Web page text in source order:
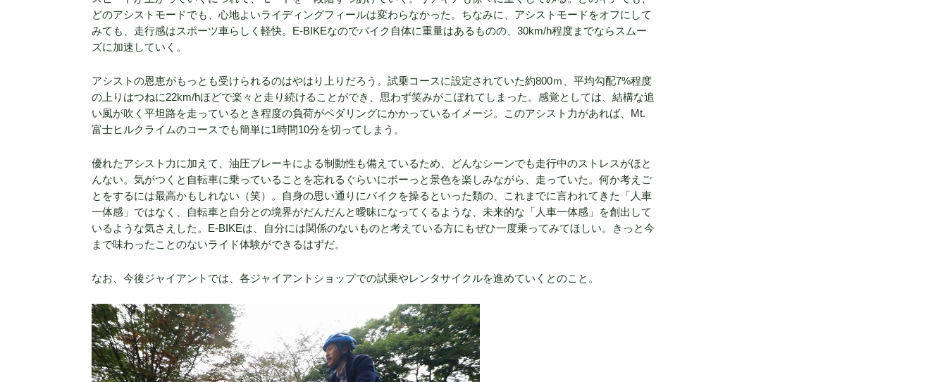
どのアシストモードでも、心地よいライディングフィールは変わらなかった。ちなみに、アシストモードをオフにして
みても、走行感はスポーツ車らしく軽快。E-BIKEなのでバイク自体に重量はあるものの、30km/h程度までならスムー
ズに加速していく。
アシストの恩恵がもっとも受けられるのはやはり上りだろう。試乗コースに設定されていた約800ｍ、平均勾配7%程度
の上りはつねに22km/hほどで楽々と走り続けることができ、思わず笑みがこぼれてしまった。感覚としては、結構な追
い風が吹く平坦路を走っているとき程度の負荷がペダリングにかかっているイメージ。このアシスト力があれば、Mt.
富士ヒルクライムのコースでも簡単に1時間10分を切ってしまう。
優れたアシスト力に加えて、油圧ブレーキによる制動性も備えているため、どんなシーンでも走行中のストレスがほと
んない。気がつくと自転車に乗っていることを忘れるぐらいにボーっと景色を楽しみながら、走っていた。何か考えご
とをするには最高かもしれない（笑）。自身の思い通りにバイクを操るといった類の、これまでに言われてきた「人車
一体感」ではなく、自転車と自分との境界がだんだんと曖昧になってくるような、未来的な「人車一体感」を創出して
いるような気さえした。E-BIKEは、自分には関係のないものと考えている方にもぜひ一度乗ってみてほしい。きっと今
まで味わったことのないライド体験ができるはずだ。
なお、今後ジャイアントでは、各ジャイアントショップでの試乗やレンタサイクルを進めていくとのこと。